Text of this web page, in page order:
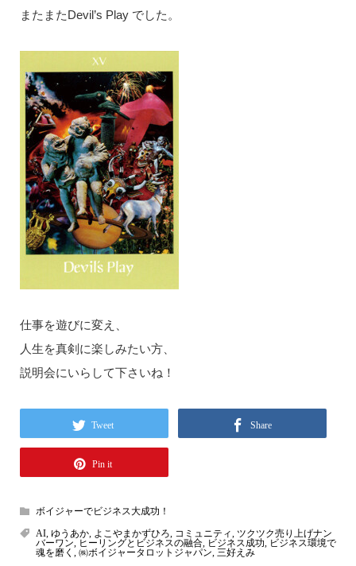
またまたDevil’s Play でした。
仕事を遊びに変え、
人生を真剣に楽しみたい方、
説明会にいらして下さいね！
Tweet Share
Pin it
ボイジャーでビジネス大成功！
AI, ゆうあか, よこやまかずひろ, コミュニティ, ツクツク売り上げナン
バーワン, ヒーリングとビジネスの融合, ビジネス成功, ビジネス環境で
魂を磨く , ㈱ボイジャータロットジャパン, 三好えみ